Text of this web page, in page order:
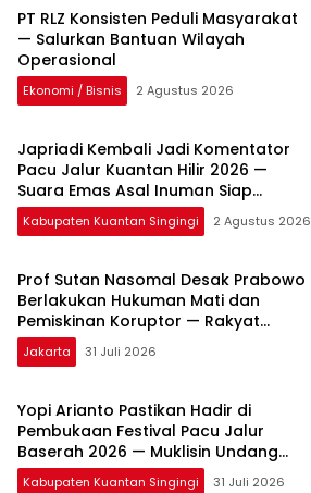
PT RLZ Konsisten Peduli Masyarakat
— Salurkan Bantuan Wilayah
Operasional
Ekonomi / Bisnis 2 Agustus 2026
Japriadi Kembali Jadi Komentator
Pacu Jalur Kuantan Hilir 2026 —
Suara Emas Asal Inuman Siap
Menggema di Tepian Lubuok Sobae
Basogha
Kabupaten Kuantan Singingi 2 Agustus 2026
Prof Sutan Nasomal Desak Prabowo
Berlakukan Hukuman Mati dan
Pemiskinan Koruptor — Rakyat
Tunggu Keputusan
Jakarta 31 Juli 2026
Yopi Arianto Pastikan Hadir di
Pembukaan Festival Pacu Jalur
Baserah 2026 — Muklisin Undang
Langsung
Kabupaten Kuantan Singingi 31 Juli 2026